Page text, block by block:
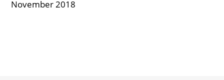
November 2018